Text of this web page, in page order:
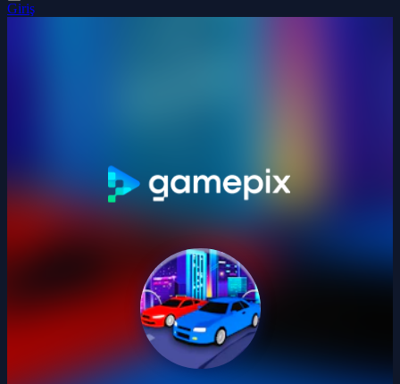
Giriş